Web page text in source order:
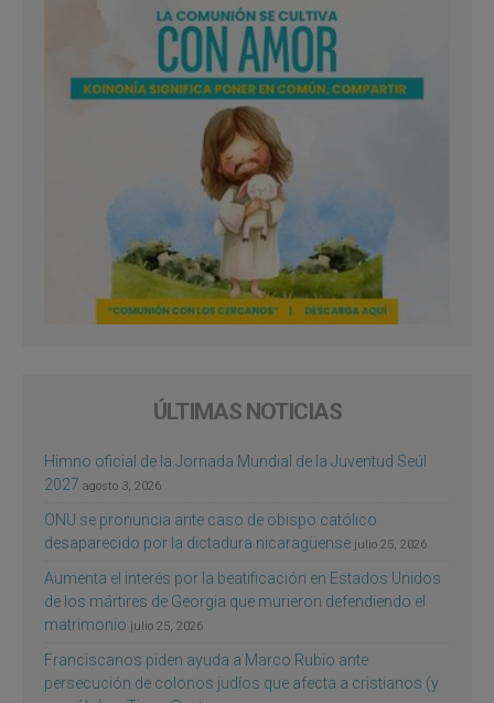
ÚLTIMAS NOTICIAS
Himno oficial de la Jornada Mundial de la Juventud Seúl
2027 agosto 3, 2026
ONU se pronuncia ante caso de obispo católico
desaparecido por la dictadura nicaragüense julio 25, 2026
Aumenta el interés por la beatificación en Estados Unidos
de los mártires de Georgia que murieron defendiendo el
matrimonio julio 25, 2026
Franciscanos piden ayuda a Marco Rubio ante
persecución de colonos judíos que afecta a cristianos (y